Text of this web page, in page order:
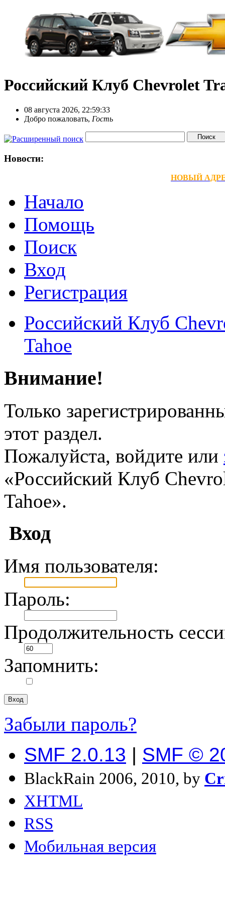
Российский Клуб Chevrolet
08 августа 2026, 22:59:33
Добро пожаловать, Гость
Новости:
НОВЫЙ АДРЕС
Начало
Помощь
Поиск
Вход
Регистрация
Российский Клуб
Tahoe
Внимание!
Только
этот раздел.
Пожалуйста, войдите или
«Российский Клуб
Tahoe».
Вход
Имя пользователя:
Пароль:
Продолжительность
Запомнить:
Забыли пароль?
SMF 2.0.13 | SMF ©
BlackRain 2006, 2010, by
XHTML
RSS
Мобильная версия